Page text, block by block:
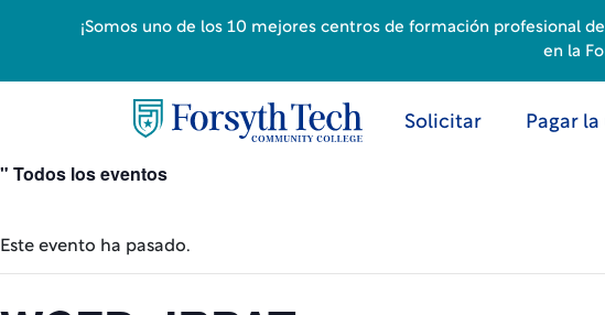
Solicitar Pagar
" Todos los eventos
Este evento ha pasado.
¡Somos uno de los 10 mejores centros de formación profesional
en la